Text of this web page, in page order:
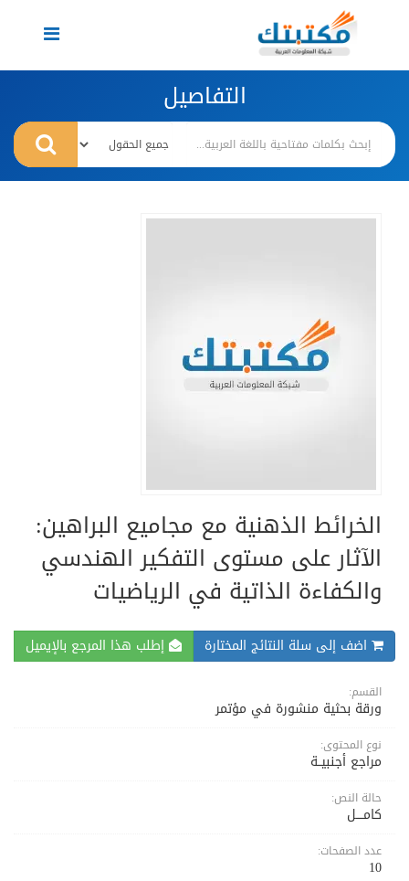
Toggle
navigation
التفاصيل
الخرائط الذهنية مع مجاميع البراهين:
الآثار على مستوى التفكير الهندسي
والكفاءة الذاتية في الرياضيات
اضف إلى سلة النتائج المختارة إطلب هذا المرجع بالإيميل
القسم:
ورقة بحثية منشورة في مؤتمر
نوع المحتوى:
مراجع أجنبيــة
حالة النص:
كامــــل
عدد الصفحات:
10